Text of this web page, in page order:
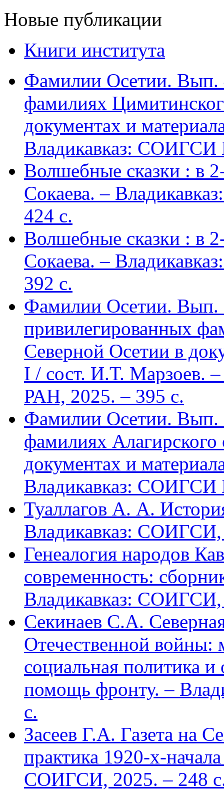
Новые публикации
Книги института
Фамилии Осетии. Вып.
фамилиях
документах и
Владикавказ:
Волшебные сказки : в
Сокаева. –
424 c.
Волшебные сказки : в
Сокаева. –
392 c.
Фамилии Осетии. Вып.
привилегированных
Северной Осетии в
I / сост. И.Т. Марзоев.
РАН, 2025. – 395 с.
Фамилии Осетии. Вып.
фамилиях
документах и
Владикавказ:
Туаллагов А. А.
Владикавказ: СОИГСИ,
Генеалогия народов
современность:
Владикавказ: СОИГСИ,
Секинаев С.А.
Отечественной войны:
социальная политика
помощь фронту. –
с.
Засеев Г.А. Газета на
практика 1920-х-
СОИГСИ, 2025. – 248